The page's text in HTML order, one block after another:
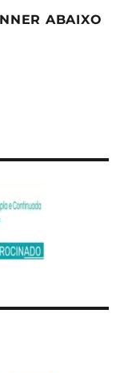
ABAIXO